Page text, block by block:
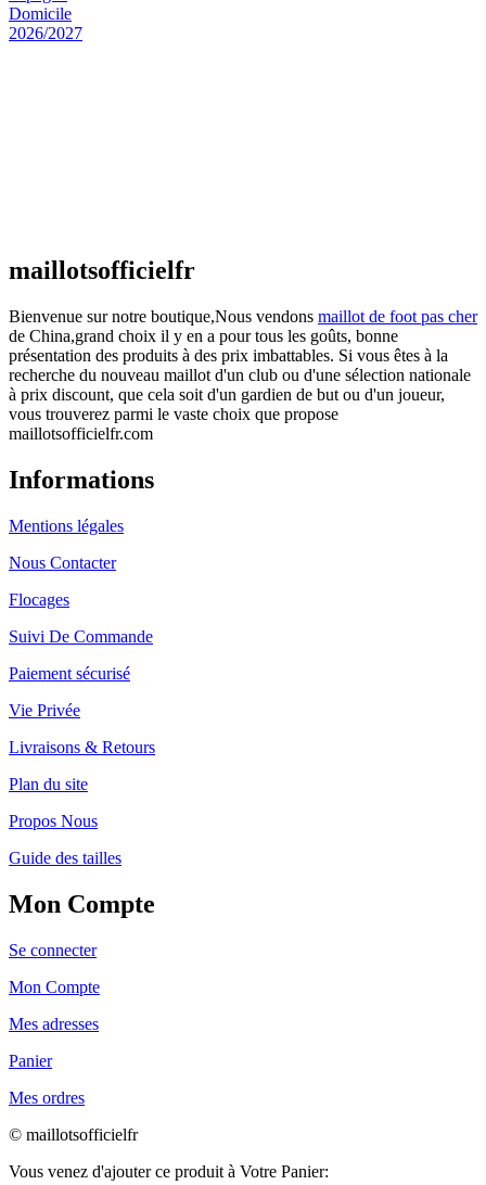
maillotsofficielfr
Bienvenue sur notre boutique,Nous vendons maillot de foot pas cher
de China,grand choix il y en a pour tous les goûts, bonne
présentation des produits à des prix imbattables. Si vous êtes à la
recherche du nouveau maillot d'un club ou d'une sélection nationale
à prix discount, que cela soit d'un gardien de but ou d'un joueur,
vous trouverez parmi le vaste choix que propose
maillotsofficielfr.com
Informations
Mentions légales
Nous Contacter
Flocages
Suivi De Commande
Paiement sécurisé
Vie Privée
Livraisons & Retours
Plan du site
Propos Nous
Guide des tailles
Mon Compte
Se connecter
Mon Compte
Mes adresses
Panier
Mes ordres
© maillotsofficielfr
Vous venez d'ajouter ce produit à Votre Panier: